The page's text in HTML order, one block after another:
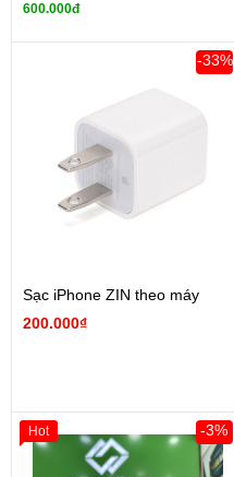
600.000đ
Sạc iPhone ZIN theo máy
200.000₫
-33%
-3%
Hot